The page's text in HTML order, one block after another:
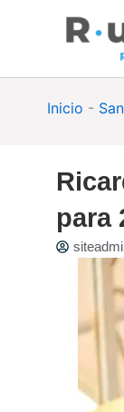
Inicio -
para